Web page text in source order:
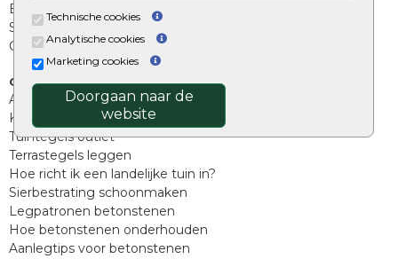
Technische cookies
Analytische cookies
Marketing cookies
Doorgaan naar de
website
Beplantings en betonelementen
Split, grind en zand
Oprit tegels
Overig
Aanbiedingen
Kunstgras
Tuintegels outlet
Terrastegels leggen
Hoe richt ik een landelijke tuin in?
Sierbestrating schoonmaken
Legpatronen betonstenen
Hoe betonstenen onderhouden
Aanlegtips voor betonstenen